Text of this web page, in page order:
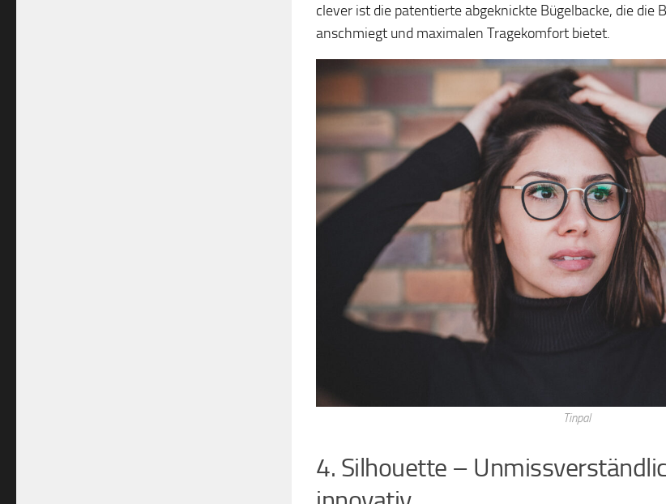
clever ist die patentierte abgeknickte Bügelbacke, die die
anschmiegt und maximalen Tragekomfort bietet.
Tinpal
4. Silhouette –